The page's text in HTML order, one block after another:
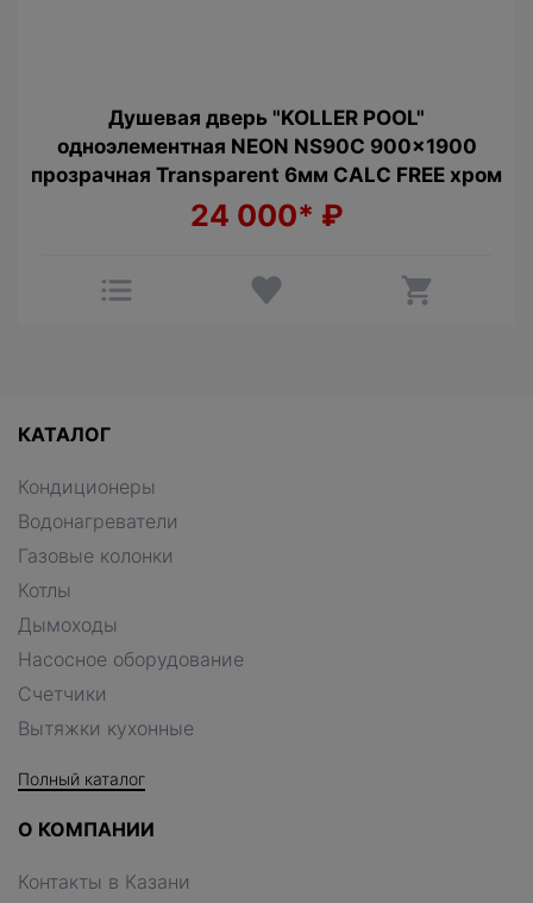
Душевая дверь "KOLLER POOL"
одноэлементная NEON NS90C 900x1900
прозрачная Transparent 6мм CALC FREE хром
24 000* ₽
КАТАЛОГ
Кондиционеры
Водонагреватели
Газовые колонки
Котлы
Дымоходы
Насосное оборудование
Счетчики
Вытяжки кухонные
Полный каталог
О КОМПАНИИ
Контакты в Казани